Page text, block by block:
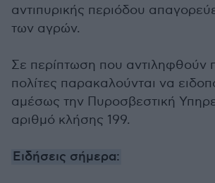
αντιπυρικής περιόδου
των αγρών.
Σε περίπτωση που αντιληφθούν
πολίτες παρακαλούνται να
αμέσως την Πυροσβεστική
αριθμό κλήσης 199.
Ειδήσεις σήμερα: